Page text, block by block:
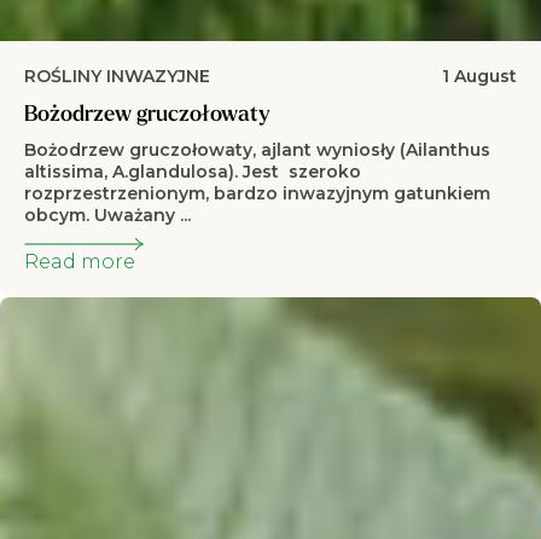
ROŚLINY INWAZYJNE 1 August
Bożodrzew gruczołowaty
Bożodrzew gruczołowaty, ajlant wyniosły (Ailanthus
altissima, A.glandulosa). Jest szeroko
rozprzestrzenionym, bardzo inwazyjnym gatunkiem
obcym. Uważany ...
Read more